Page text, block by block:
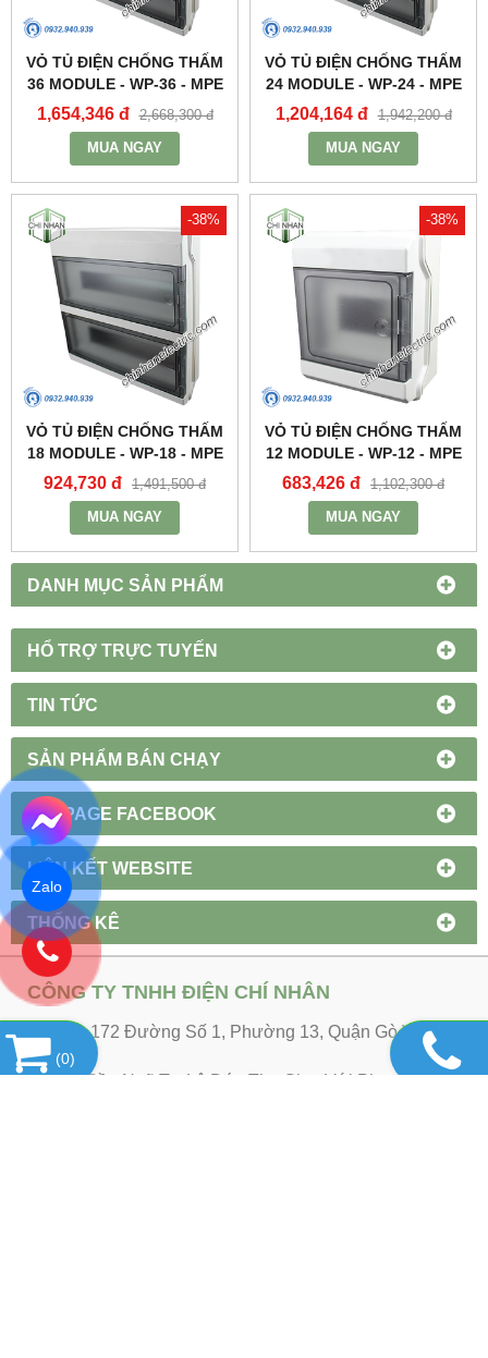
DANH MỤC SẢN PHẨM
HỔ TRỢ TRỰC TUYẾN
TIN TỨC
SẢN PHẨM BÁN CHẠY
FANPAGE FACEBOOK
LIÊN KẾT WEBSITE
THỐNG KÊ
VỎ TỦ ĐIỆN CHỐNG THẤM
36 MODULE - WP-36 - MPE
1,654,346 đ 2,668,300 đ
MUA NGAY
VỎ TỦ ĐIỆN CHỐNG THẤM
24 MODULE - WP-24 - MPE
1,204,164 đ 1,942,200 đ
MUA NGAY
-38%
VỎ TỦ ĐIỆN CHỐNG THẤM
18 MODULE - WP-18 - MPE
924,730 đ 1,491,500 đ
MUA NGAY
-38%
VỎ TỦ ĐIỆN CHỐNG THẤM
12 MODULE - WP-12 - MPE
683,426 đ 1,102,300 đ
MUA NGAY
CÔNG TY TNHH ĐIỆN CHÍ NHÂN
Địa chỉ: 172 Đường Số 1, Phường 13, Quận Gò Vấp,
TPHCM
(Gần Ngã Tư Lê Đức Thọ Giao Với Phạm Văn
(0)
Zalo